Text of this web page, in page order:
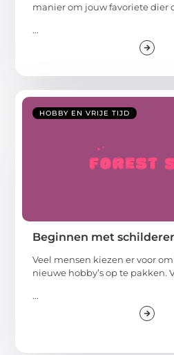
manier om jouw favoriete dier
...
HOBBY EN VRIJE TIJD
Beginnen met
Veel mensen kiezen er voor
nieuwe hobby’s op te pakken.
...